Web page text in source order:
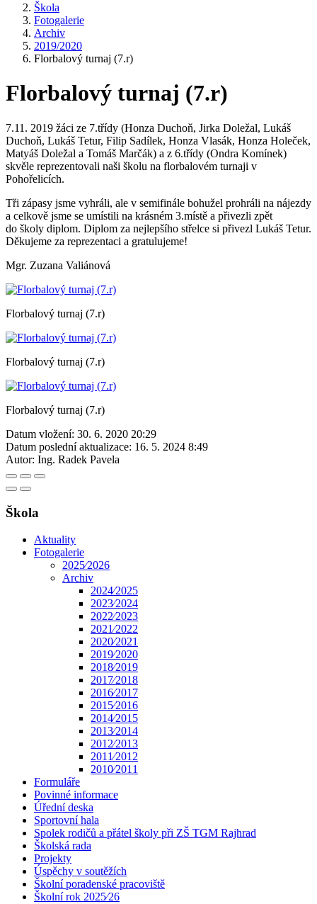
Škola
Fotogalerie
Archiv
2019/2020
Florbalový turnaj (7.r)
Florbalový turnaj (7.r)
7.11. 2019 žáci ze 7.třídy (Honza Duchoň, Jirka Doležal, Lukáš
Duchoň, Lukáš Tetur, Filip Sadílek, Honza Vlasák, Honza Holeček,
Matyáš Doležal a Tomáš Marčák) a z 6.třídy (Ondra Komínek)
skvěle reprezentovali naši školu na florbalovém turnaji v
Pohořelicích.
Tři zápasy jsme vyhráli, ale v semifinále bohužel prohráli na nájezdy
a celkově jsme se umístili na krásném 3.místě a přivezli zpět
do školy diplom. Diplom za nejlepšího střelce si přivezl Lukáš Tetur.
Děkujeme za reprezentaci a gratulujeme!
Mgr. Zuzana Valiánová
Florbalový turnaj (7.r)
Florbalový turnaj (7.r)
Florbalový turnaj (7.r)
Datum vložení: 30. 6. 2020 20:29
Datum poslední aktualizace: 16. 5. 2024 8:49
Autor: Ing. Radek Pavela
Škola
Aktuality
Fotogalerie
2025⁄2026
Archiv
2024⁄2025
2023⁄2024
2022⁄2023
2021⁄2022
2020⁄2021
2019⁄2020
2018⁄2019
2017⁄2018
2016⁄2017
2015⁄2016
2014⁄2015
2013⁄2014
2012⁄2013
2011⁄2012
2010⁄2011
Formuláře
Povinné informace
Úřední deska
Sportovní hala
Spolek rodičů a přátel školy při ZŠ TGM Rajhrad
Školská rada
Projekty
Úspěchy v soutěžích
Školní poradenské pracoviště
Školní rok 2025⁄26